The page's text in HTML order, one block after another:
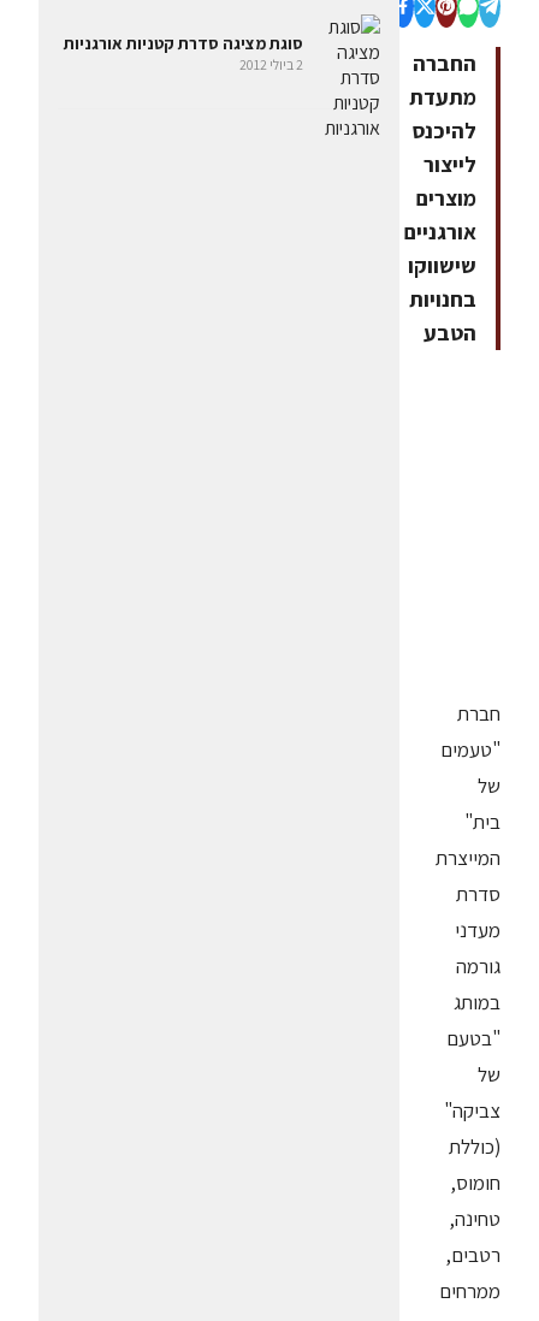
החברה
מתעדת
להיכנס
לייצור
מוצרים
אורגניים
שישווקו
בחנויות
הטבע
חברת
"טעמים
של
בית"
המייצרת
סדרת
מעדני
גורמה
במותג
"בטעם
של
צביקה"
(כוללת
חומוס,
טחינה,
רטבים,
ממרחים
סוגת מציגה סדרת קטניות אורגניות
2 ביולי 2012